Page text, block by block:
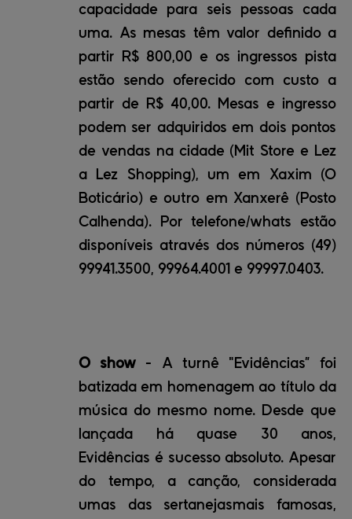
capacidade para seis pessoas cada
uma. As mesas têm valor definido a
partir R$ 800,00 e os ingressos pista
estão sendo oferecido com custo a
partir de R$ 40,00. Mesas e ingresso
podem ser adquiridos em dois pontos
de vendas na cidade (Mit Store e Lez
a Lez Shopping), um em Xaxim (O
Boticário) e outro em Xanxerê (Posto
Calhenda). Por telefone/whats estão
disponíveis através dos números (49)
99941.3500, 99964.4001 e 99997.0403.
O show - A turnê "Evidências” foi
batizada em homenagem ao título da
música do mesmo nome. Desde que
lançada há quase 30 anos,
Evidências é sucesso absoluto. Apesar
do tempo, a canção, considerada
umas das sertanejasmais famosas,